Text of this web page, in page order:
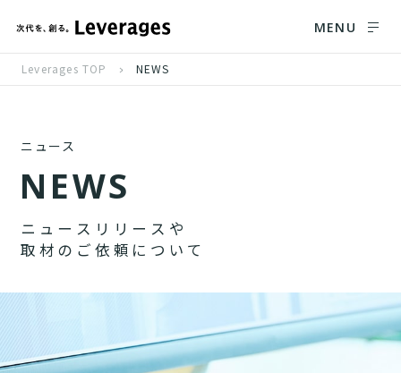
MENU
Leverages TOP NEWS
ニュース
NEWS
ニ ュ ー ス リ リ ー ス や
取 材 の ご 依 頼 に つ い て